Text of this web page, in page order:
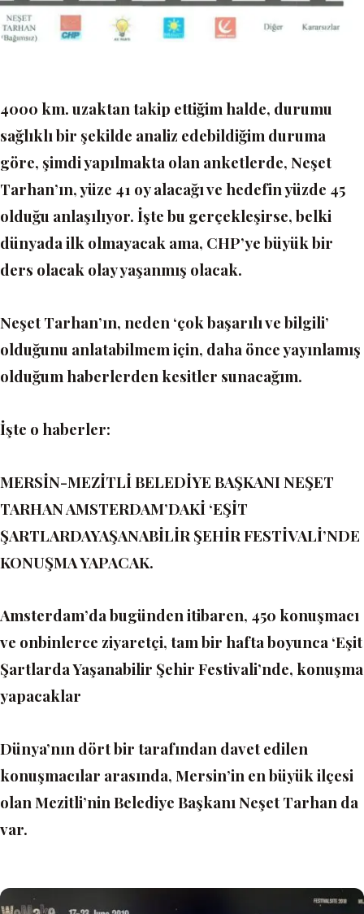
4000 km. uzaktan takip ettiğim halde, durumu
sağlıklı bir şekilde analiz edebildiğim duruma
göre, şimdi yapılmakta olan anketlerde, Neşet
Tarhan’ın, yüze 41 oy alacağı ve hedefin yüzde 45
olduğu anlaşılıyor. İşte bu gerçekleşirse, belki
dünyada ilk olmayacak ama, CHP’ye büyük bir
ders olacak olay yaşanmış olacak.
Neşet Tarhan’ın, neden ‘çok başarılı ve bilgili’
olduğunu anlatabilmem için, daha önce yayınlamış
olduğum haberlerden kesitler sunacağım.
İşte o haberler:
MERSİN-MEZİTLİ BELEDİYE BAŞKANI NEŞET
TARHAN AMSTERDAM’DAKİ ‘EŞİT
ŞARTLARDAYAŞANABİLİR ŞEHİR FESTİVALİ’NDE
KONUŞMA YAPACAK.
Amsterdam’da bugünden itibaren, 450 konuşmacı
ve onbinlerce ziyaretçi, tam bir hafta boyunca ‘Eşit
Şartlarda Yaşanabilir Şehir Festivali’nde, konuşma
yapacaklar
Dünya’nın dört bir tarafından davet edilen
konuşmacılar arasında, Mersin’in en büyük ilçesi
olan Mezitli’nin Belediye Başkanı Neşet Tarhan da
var.